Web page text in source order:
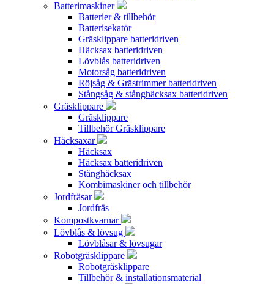
Batterimaskiner
Batterier & tillbehör
Batterisekatör
Gräsklippare batteridriven
Häcksax batteridriven
Lövblås batteridriven
Motorsåg batteridriven
Röjsåg & Grästrimmer batteridriven
Stångsåg & stånghäcksax batteridriven
Gräsklippare
Gräsklippare
Tillbehör Gräsklippare
Häcksaxar
Häcksax
Häcksax batteridriven
Stånghäcksax
Kombimaskiner och tillbehör
Jordfräsar
Jordfräs
Kompostkvarnar
Lövblås & lövsug
Lövblåsar & lövsugar
Robotgräsklippare
Robotgräsklippare
Tillbehör & installationsmaterial